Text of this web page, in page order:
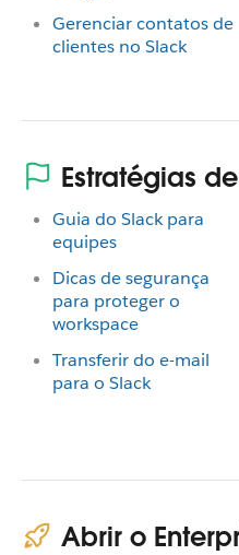
Gerenciar contatos de
clientes no Slack
Estratégias
Guia do Slack para
equipes
Dicas de segurança
para proteger o
workspace
Transferir do e-mail
para o Slack
Abrir o